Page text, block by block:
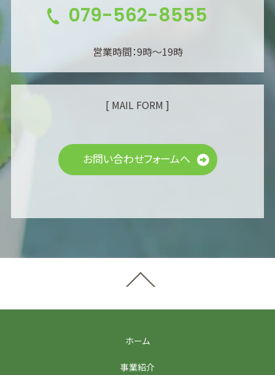
079-562-8555
営業時間：9時～19時
[ MAIL FORM ]
お問い合わせフォームへ
ホーム
事業紹介